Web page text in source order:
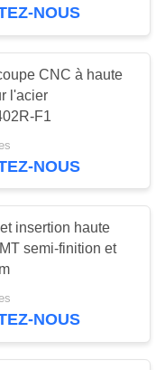
NOUS
CNC à haute
l'acier
F1
NOUS
insertion haute
semi-finition et
NOUS